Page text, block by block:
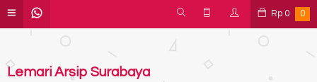
Rp 0 0
Lemari Arsip Surabaya